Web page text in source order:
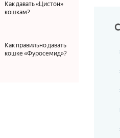
Как давать «Цистон»
кошкам?
Как правильно давать
кошке «Фуросемид»?